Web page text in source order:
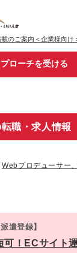
のご案内＜企業様向け
ローチを受ける
職・求人情報
Webプロデューサー
遣登録】
可！ECサイト